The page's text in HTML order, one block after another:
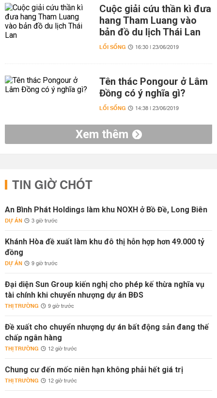
Cuộc giải cứu thần kì đưa
hang Tham Luang vào
bản đồ du lịch Thái Lan
LỐI SỐNG 16:30 | 23/06/2019
Tên thác Pongour ở Lâm
Đồng có ý nghĩa gì?
LỐI SỐNG 14:38 | 23/06/2019
Xem thêm
TIN GIỜ CHÓT
An Bình Phát Holdings làm khu NOXH ở Bồ Đề, Long Biên
DỰ ÁN 3 giờ trước
Khánh Hòa đề xuất làm khu đô thị hỗn hợp hơn 49.000 tỷ
đồng
DỰ ÁN 9 giờ trước
Đại diện Sun Group kiến nghị cho phép kế thừa nghĩa vụ
tài chính khi chuyển nhượng dự án BĐS
THỊ TRƯỜNG 9 giờ trước
Đề xuất cho chuyển nhượng dự án bất động sản đang thế
chấp ngân hàng
THỊ TRƯỜNG 12 giờ trước
Chung cư đến mốc niên hạn không phải hết giá trị
THỊ TRƯỜNG 12 giờ trước